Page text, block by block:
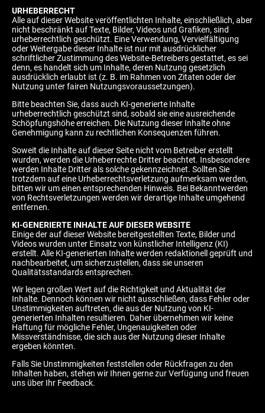
URHEBERRECHT
Alle auf dieser Website veröffentlichten Inhalte, einschließlich, aber
nicht beschränkt auf Texte, Bilder, Videos und Grafiken, sind
urheberrechtlich geschützt. Eine Verwendung, Vervielfältigung
oder Weitergabe dieser Inhalte ist nur mit ausdrücklicher
schriftlicher Zustimmung des Website-Betreibers gestattet, es sei
denn, es handelt sich um Inhalte, deren Nutzung gesetzlich
ausdrücklich erlaubt ist (z. B. im Rahmen von Zitaten oder der
Nutzung unter fairen Nutzungsvoraussetzungen).
Bitte beachten Sie, dass auch KI-generierte Inhalte
urheberrechtlich geschützt sind, sobald sie eine ausreichende
Schöpfungshöhe erreichen. Die Nutzung dieser Inhalte ohne
Genehmigung kann zu rechtlichen Konsequenzen führen.
Soweit die Inhalte auf dieser Seite nicht vom Betreiber erstellt
wurden, werden die Urheberrechte Dritter beachtet. Insbesondere
werden Inhalte Dritter als solche gekennzeichnet. Sollten Sie
trotzdem auf eine Urheberrechtsverletzung aufmerksam werden,
bitten wir um einen entsprechenden Hinweis. Bei Bekanntwerden
von Rechtsverletzungen werden wir derartige Inhalte umgehend
entfernen.
KI-GENERIERTE INHALTE AUF DIESER WEBSITE
Einige der auf dieser Website bereitgestellten Texte, Bilder und
Videos wurden unter Einsatz von künstlicher Intelligenz (KI)
erstellt. Alle KI-generierten Inhalte werden redaktionell geprüft und
nachbearbeitet, um sicherzustellen, dass sie unseren
Qualitätsstandards entsprechen.
Wir legen großen Wert auf die Richtigkeit und Aktualität der
Inhalte. Dennoch können wir nicht ausschließen, dass Fehler oder
Unstimmigkeiten auftreten, die aus der Nutzung von KI-
generierten Inhalten resultieren. Daher übernehmen wir keine
Haftung für mögliche Fehler, Ungenauigkeiten oder
Missverständnisse, die sich aus der Nutzung dieser Inhalte
ergeben könnten.
Falls Sie Unstimmigkeiten feststellen oder Rückfragen zu den
Inhalten haben, stehen wir Ihnen gerne zur Verfügung und freuen
uns über Ihr Feedback.